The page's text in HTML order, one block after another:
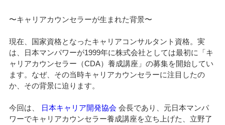
〜キャリアカウンセラーが生まれた背景〜
現在、国家資格となったキャリアコンサルタント資格。実
は、日本マンパワーが1999年に株式会社としては最初に「キ
ャリアカウンセラー（CDA）養成講座」の募集を開始してい
ます。なぜ、その当時キャリアカウンセラーに注目したの
か、その背景に迫ります。
今回は、 日本キャリア開発協会 会長であり、元日本マンパ
ワーでキャリアカウンセラー養成講座を立ち上げた、立野了